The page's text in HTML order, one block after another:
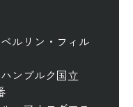
ルリン・フィル
ンブルク国立